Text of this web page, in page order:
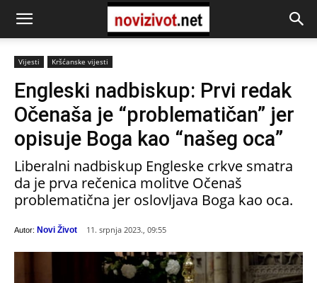
Vijesti Kršćanske vijesti
Engleski nadbiskup: Prvi redak
Očenaša je “problematičan” jer
opisuje Boga kao “našeg oca”
Liberalni nadbiskup Engleske crkve smatra
da je prva rečenica molitve Očenaš
problematična jer oslovljava Boga kao oca.
Autor: Novi Život 11. srpnja 2023., 09:55